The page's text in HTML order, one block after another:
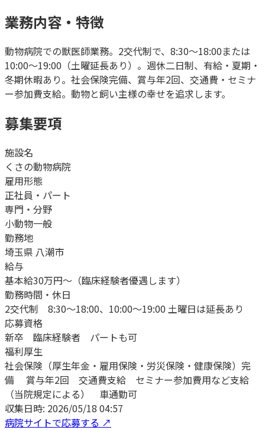
業務内容・特徴
動物病院での獣医師業務。2交代制で、8:30～18:00または
10:00～19:00（土曜延長あり）。週休二日制、有給・夏期・
冬期休暇あり。社会保険完備、賞与年2回、交通費・セミナ
ー参加費支給。動物と飼い主様の幸せを追求します。
募集要項
施設名
くさの動物病院
雇用形態
正社員・パート
専門・分野
小動物一般
勤務地
埼玉県 八潮市
給与
基本給30万円～（臨床経験者優遇します）
勤務時間・休日
2交代制 8:30～18:00、10:00～19:00 土曜日は延長あり
応募資格
新卒 臨床経験者 パートも可
福利厚生
社会保険（厚生年金・雇用保険・労災保険・健康保険）完
備 賞与年2回 交通費支給 セミナー参加費用など支給
（当院規定による） 車通勤可
収集日時: 2026/05/18 04:57
病院サイトで応募する ↗